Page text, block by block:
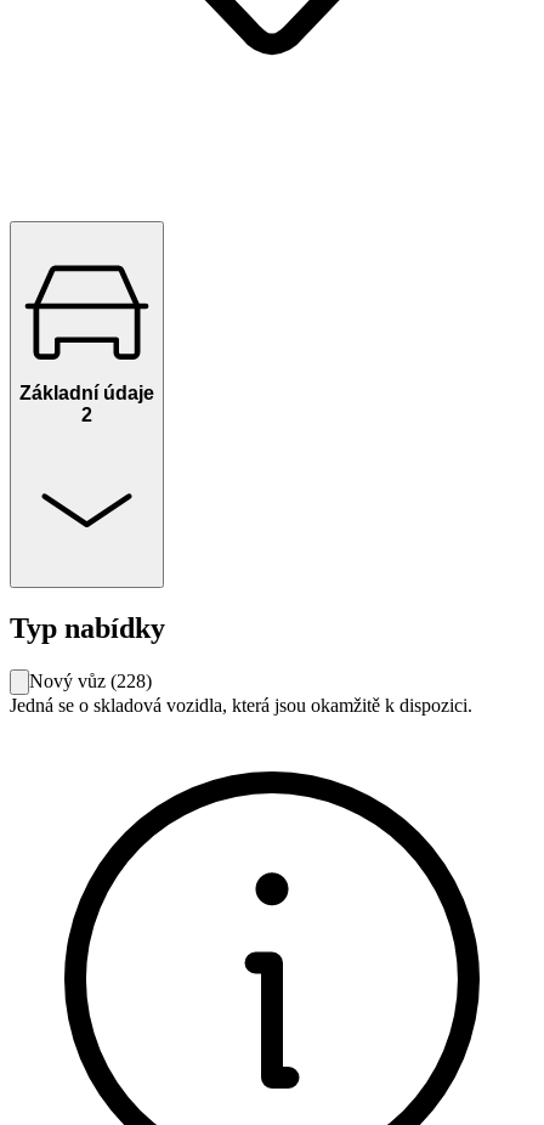
Základní údaje
2
Typ nabídky
Nový vůz (228)
Jedná se o skladová vozidla, která jsou okamžitě k dispozici.